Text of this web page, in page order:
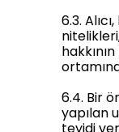
6.3.
6.4. Bir
yapılan